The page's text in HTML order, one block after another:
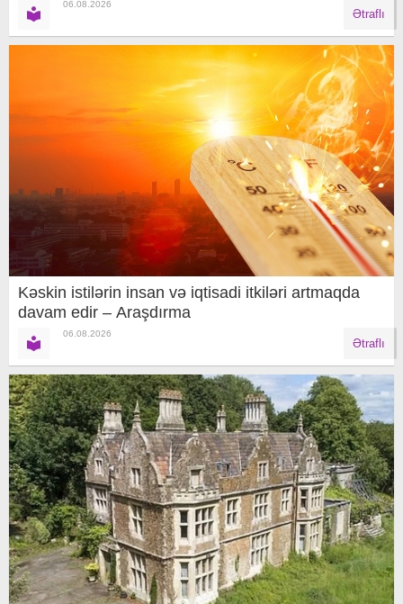
06.08.2026
Ətraflı
Kəskin istilərin insan və iqtisadi itkiləri artmaqda
davam edir – Araşdırma
06.08.2026
Ətraflı